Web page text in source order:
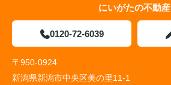
にいがたの不動産
0120-72-6039
〒950-0924
新潟県新潟市中央区美の里11-1